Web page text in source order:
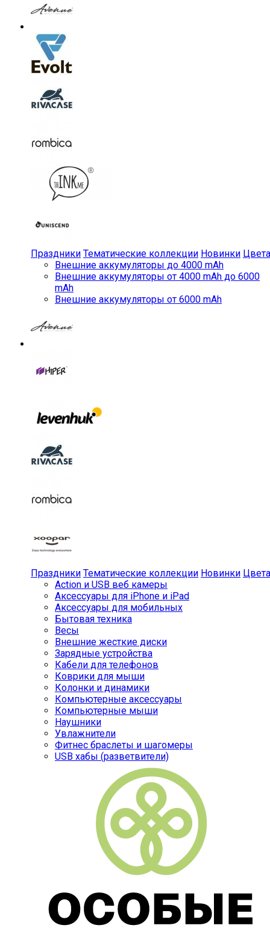
Праздники Тематические коллекции Новинки Цвета
Внешние аккумуляторы до 4000 mAh
Внешние аккумуляторы от 4000 mAh до 6000
mAh
Внешние аккумуляторы от 6000 mAh
Праздники Тематические коллекции Новинки Цвета
Action и USB веб камеры
Аксессуары для iPhone и iPad
Аксессуары для мобильных
Бытовая техника
Весы
Внешние жесткие диски
Зарядные устройства
Кабели для телефонов
Коврики для мыши
Колонки и динамики
Компьютерные аксессуары
Компьютерные мыши
Наушники
Увлажнители
Фитнес браслеты и шагомеры
USB хабы (разветвители)